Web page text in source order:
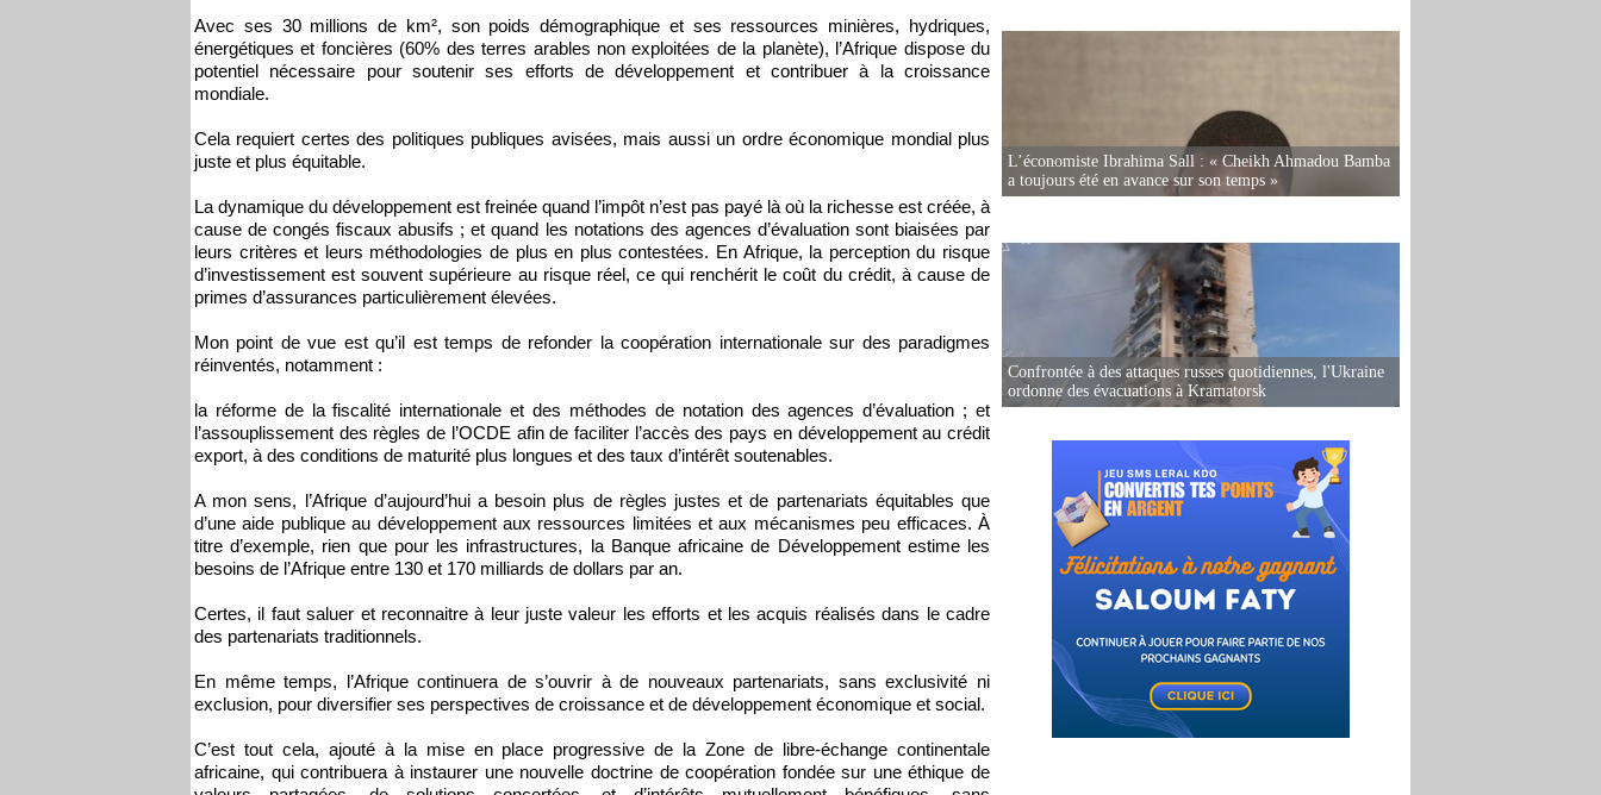
Avec ses 30 millions de km², son poids démographique et ses ressources minières, hydriques,
énergétiques et foncières (60% des terres arables non exploitées de la planète), l’Afrique dispose du
potentiel nécessaire pour soutenir ses efforts de développement et contribuer à la croissance
mondiale.
Cela requiert certes des politiques publiques avisées, mais aussi un ordre économique mondial plus
juste et plus équitable.
La dynamique du développement est freinée quand l’impôt n’est pas payé là où la richesse est créée, à
cause de congés fiscaux abusifs ; et quand les notations des agences d’évaluation sont biaisées par
leurs critères et leurs méthodologies de plus en plus contestées. En Afrique, la perception du risque
d’investissement est souvent supérieure au risque réel, ce qui renchérit le coût du crédit, à cause de
primes d’assurances particulièrement élevées.
Mon point de vue est qu’il est temps de refonder la coopération internationale sur des paradigmes
réinventés, notamment :
la réforme de la fiscalité internationale et des méthodes de notation des agences d’évaluation ; et
l’assouplissement des règles de l’OCDE afin de faciliter l’accès des pays en développement au crédit
export, à des conditions de maturité plus longues et des taux d’intérêt soutenables.
A mon sens, l’Afrique d’aujourd’hui a besoin plus de règles justes et de partenariats équitables que
d’une aide publique au développement aux ressources limitées et aux mécanismes peu efficaces. À
titre d’exemple, rien que pour les infrastructures, la Banque africaine de Développement estime les
besoins de l’Afrique entre 130 et 170 milliards de dollars par an.
Certes, il faut saluer et reconnaitre à leur juste valeur les efforts et les acquis réalisés dans le cadre
des partenariats traditionnels.
En même temps, l’Afrique continuera de s’ouvrir à de nouveaux partenariats, sans exclusivité ni
exclusion, pour diversifier ses perspectives de croissance et de développement économique et social.
C’est tout cela, ajouté à la mise en place progressive de la Zone de libre-échange continentale
africaine, qui contribuera à instaurer une nouvelle doctrine de coopération fondée sur une éthique de
L’économiste Ibrahima Sall : « Cheikh Ahmadou Bamba
a toujours été en avance sur son temps »
Confrontée à des attaques russes quotidiennes, l'Ukraine
ordonne des évacuations à Kramatorsk